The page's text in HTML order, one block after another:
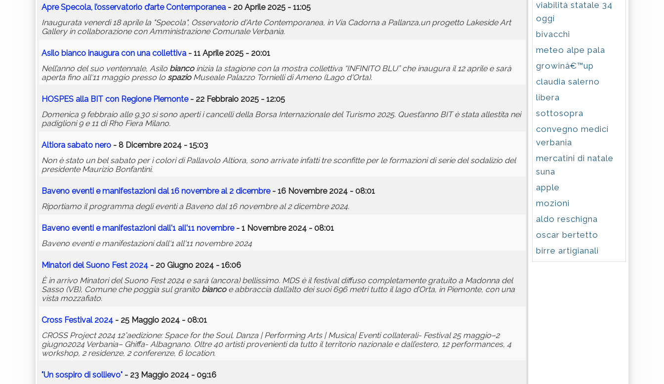
Apre Specola, l’osservatorio d’arte Contemporanea - 20 Aprile 2025 - 11:05
Inaugurata venerdì 18 aprile la "Specola", Osservatorio d'Arte Contemporanea, in Via Cadorna a Pallanza,un progetto Lakeside Art
Gallery in collaborazione con Amministrazione Comunale Verbania.
Asilo bianco inaugura con una collettiva - 11 Aprile 2025 - 20:01
Nell’anno del suo ventennale, Asilo biancoinizia la stagione con la mostra collettiva “INFINITO BLU” che inaugura il 12 aprile e sarà
aperta fino all'11 maggio presso lo spazioMuseale Palazzo Tornielli di Ameno (Lago d'Orta).
HOSPES alla BIT con Regione Piemonte- 22 Febbraio 2025 - 12:05
Domenica 9 febbraio alle 9.30 si sono aperti i cancelli della Borsa Internazionale del Turismo 2025. Quest’anno BIT è stata allestita nei
padiglioni 9 e 11 di Rho Fiera Milano.
Altiora sabato nero - 8 Dicembre 2024 - 15:03
Non è stato un bel sabato per i colori di Pallavolo Altiora, sono arrivate infatti tre sconfitte per le formazioni di serie del sodalizio del
presidente Maurizio Bonfantini.
Baveno eventi e manifestazioni dal 16 novembre al 2 dicembre- 16 Novembre 2024 - 08:01
Riportiamo il programma degli eventi a Baveno dal 16 novembre al 2 dicembre 2024.
Baveno eventi e manifestazioni dall'1 all'11 novembre- 1 Novembre 2024 - 08:01
Baveno eventi e manifestazioni dall'1 all'11 novembre 2024
Minatori del Suono Fest 2024 - 20 Giugno 2024 - 16:06
È in arrivo Minatori del Suono Fest 2024 e sarà (ancora) bellissimo. MDS è il festival diffuso completamente gratuito a Madonna del
Sasso (VB), Comune che poggia sul granito biancoe abbraccia dall’alto dei suoi 696 metri tutto il lago d’Orta, in Piemonte, con una
vista mozzafiato.
Cross Festival 2024 - 25 Maggio 2024 - 08:01
CROSS Project 2024 12°aedizione: Space for the Soul. Danza | Performing Arts | Musica| Eventi collaterali- Festival 25 maggio–2
giugno2024 Verbania– Ghiffa- Albagnano. Oltre 40 artisti provenienti da tutto il territorio nazionale e dall’estero, 12 performances, 4
workshop, 2 residenze, 2 conferenze, 6 location.
"Un sospiro di sollievo" - 23 Maggio 2024 - 09:16
viabilità statale 34
oggi
bivacchi
meteo alpe pala
growinâ€™up
claudia salerno
libera
sottosopra
convegno medici
verbania
mercatini di natale
suna
apple
mozioni
aldo reschigna
oscar bertetto
birre artigianali